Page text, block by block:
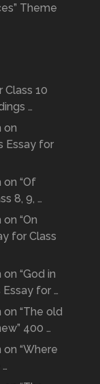
Theme
Class 10
…
on
Essay for
on “Of
8, 9, …
“On
for Class
“God in
for …
on “The old
400 …
on “Where